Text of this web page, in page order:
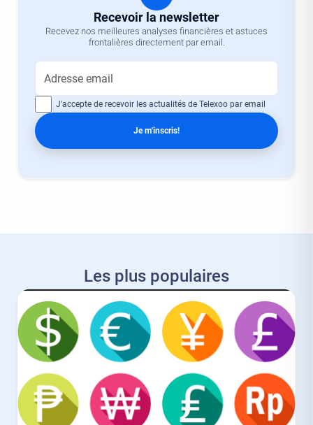
Recevoir la newsletter
Recevez nos meilleures analyses financières et astuces
frontalières directement par email.
J'accepte de recevoir les actualités de Telexoo par email
Je m'inscris!
Les plus populaires